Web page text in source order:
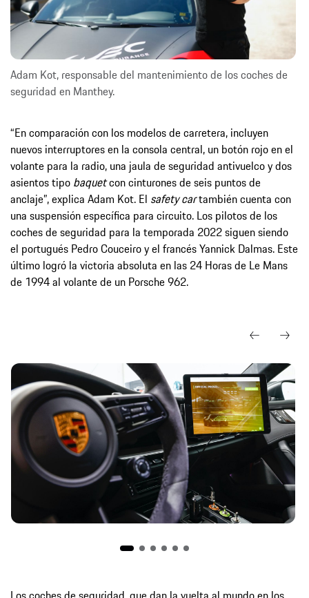
Adam Kot, responsable del mantenimiento de los coches de
seguridad en Manthey.
“En comparación con los modelos de carretera, incluyen
nuevos interruptores en la consola central, un botón rojo en el
volante para la radio, una jaula de seguridad antivuelco y dos
asientos tipo baquetcon cinturones de seis puntos de
anclaje”, explica Adam Kot. El safety cartambién cuenta con
una suspensión específica para circuito. Los pilotos de los
coches de seguridad para la temporada 2022 siguen siendo
el portugués Pedro Couceiro y el francés Yannick Dalmas. Este
último logró la victoria absoluta en las 24 Horas de Le Mans
de 1994 al volante de un Porsche 962.